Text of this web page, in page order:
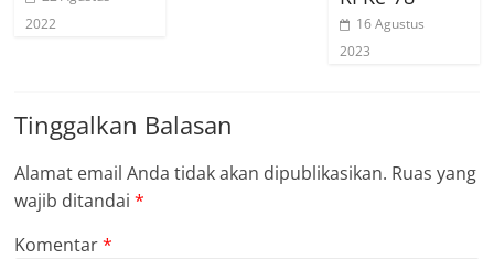
2022
16 Agustus
2023
Tinggalkan Balasan
Alamat email Anda tidak akan dipublikasikan. Ruas yang
wajib ditandai*
Komentar*